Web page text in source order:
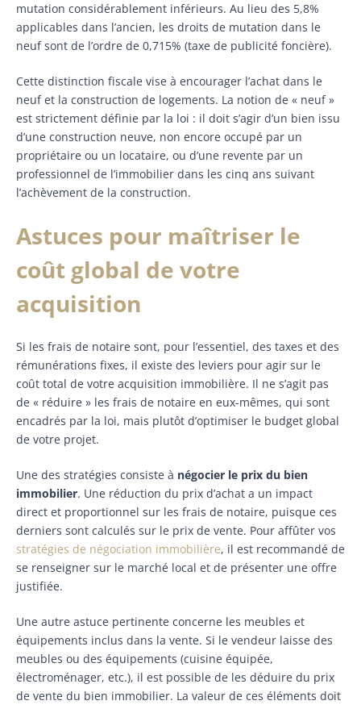
mutation considérablement inférieurs. Au lieu des 5,8%
applicables dans l’ancien, les droits de mutation dans le
neuf sont de l’ordre de 0,715% (taxe de publicité foncière).
Cette distinction fiscale vise à encourager l’achat dans le
neuf et la construction de logements. La notion de « neuf »
est strictement définie par la loi : il doit s’agir d’un bien issu
d’une construction neuve, non encore occupé par un
propriétaire ou un locataire, ou d’une revente par un
professionnel de l’immobilier dans les cinq ans suivant
l’achèvement de la construction.
Astuces pour maîtriser le
coût global de votre
acquisition
Si les frais de notaire sont, pour l’essentiel, des taxes et des
rémunérations fixes, il existe des leviers pour agir sur le
coût total de votre acquisition immobilière. Il ne s’agit pas
de « réduire » les frais de notaire en eux-mêmes, qui sont
encadrés par la loi, mais plutôt d’optimiser le budget global
de votre projet.
Une des stratégies consiste à négocier le prix du bien
immobilier. Une réduction du prix d’achat a un impact
direct et proportionnel sur les frais de notaire, puisque ces
derniers sont calculés sur le prix de vente. Pour affûter vos
stratégies de négociation immobilière, il est recommandé de
se renseigner sur le marché local et de présenter une offre
justifiée.
Une autre astuce pertinente concerne les meubles et
équipements inclus dans la vente. Si le vendeur laisse des
meubles ou des équipements (cuisine équipée,
électroménager, etc.), il est possible de les déduire du prix
de vente du bien immobilier. La valeur de ces éléments doit